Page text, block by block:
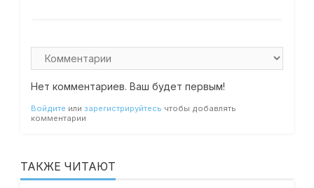
Нет комментариев. Ваш будет первым!
Войдите или зарегистрируйтесь чтобы добавлять
комментарии
ТАКЖЕ ЧИТАЮТ